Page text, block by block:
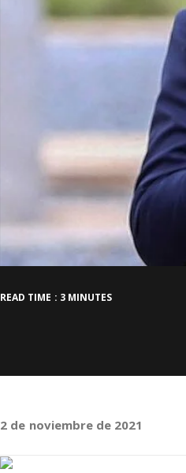
READ TIME : 3 MINUTES
2 de noviembre de 2021